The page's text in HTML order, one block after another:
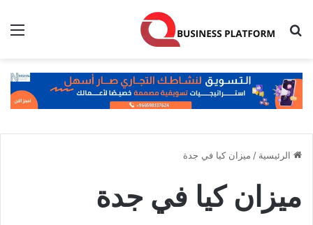
بحث عن
الرئيسية / ميزان كيا في جدة
ميزان كيا في جدة